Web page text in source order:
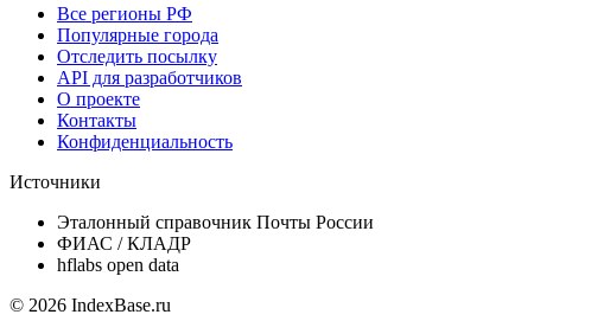
Все регионы РФ
Популярные города
Отследить посылку
API для разработчиков
О проекте
Контакты
Конфиденциальность
Источники
Эталонный справочник Почты России
ФИАС / КЛАДР
hflabs open data
© 2026 IndexBase.ru